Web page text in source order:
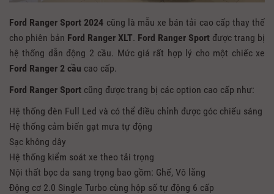
Ford Ranger Sport 2024 cũng là mẫu xe bán tải cao cấp thay thế
cho phiên bản Ford Ranger XLT. Ford Ranger Sport được trang bị
hệ thống dẫn động 2 cầu. Mức giá rất hợp lý cho một chiếc xe
Ford Ranger 2 cầu cao cấp.
Ford Ranger Sport cũng được trang bị các option cao cấp như:
Hệ thống đèn Full Led và có thể điều chỉnh được góc chiếu sáng
Hệ thống cảm biến gạt mưa tự động
Sạc không dây
Hệ thống kiểm soát xe theo tải trọng
Nội thất bọc da sang trọng bao gồm: Ghế, Vô lăng
Động cơ 2.0 Single Turbo cùng hộp số tự động 6 cấp